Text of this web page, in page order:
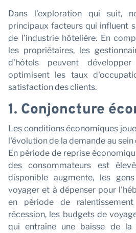
Dans l'exploration qui suit,
principaux facteurs qui influent
de l'industrie hôtelière. En
les propriétaires, les
d'hôtels peuvent
optimisent les taux
satisfaction des clients.
1. Conjoncture
Les conditions économiques
l'évolution de la demande au
En période de reprise
des consommateurs est
disponible augmente, les
voyager et à dépenser pour
en période de
récession, les budgets de
qui entraîne une baisse de la